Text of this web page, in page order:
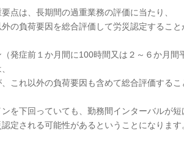
は、長期間の過重業務の評価に当たり、
の負荷要因を総合評価して労災認定するこ
発症前１か月間に100時間又は２～６か月
これ以外の負荷要因も含めて総合評価する
を下回っていても、勤務間インターバルが短
定される可能性があるということになります